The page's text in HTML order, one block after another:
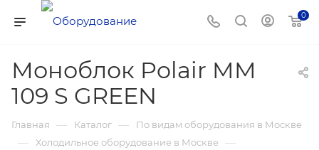
0
Моноблок Polair MM
109 S GREEN
Главная — Каталог — По видам оборудования в Москве
— Холодильное оборудование в Москве —